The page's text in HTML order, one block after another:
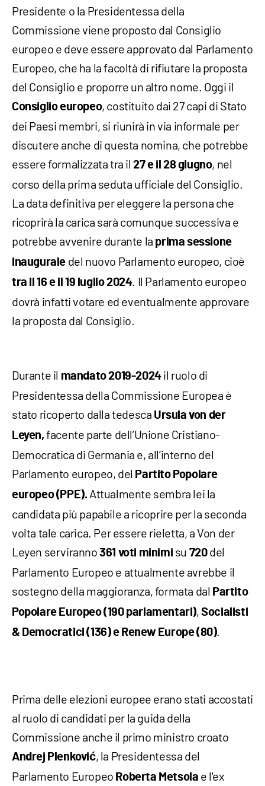
Presidente o la Presidentessa della
Commissione viene proposto dal Consiglio
europeo e deve essere approvato dal Parlamento
Europeo, che ha la facoltà di rifiutare la proposta
del Consiglio e proporre un altro nome. Oggi il
Consiglio europeo, costituito dai 27 capi di Stato
dei Paesi membri, si riunirà in via informale per
discutere anche di questa nomina, che potrebbe
essere formalizzata tra il27 e il 28 giugno, nel
corso della prima seduta ufficiale del Consiglio.
La data definitiva per eleggere la persona che
ricoprirà la carica sarà comunque successiva e
potrebbe avvenire durante la prima sessione
inaugurale del nuovo Parlamento europeo, cioè
tra il 16 e il 19 luglio 2024. Il Parlamento europeo
dovrà infatti votare ed eventualmente approvare
la proposta dal Consiglio.
Durante il mandato 2019-2024il ruolo di
Presidentessa della Commissione Europea è
stato ricoperto dalla tedesca Ursula von der
Leyen, facente parte dell’Unione Cristiano-
Democratica di Germania e, all’interno del
Parlamento europeo, del Partito Popolare
europeo (PPE). Attualmente sembra lei la
candidata più papabile a ricoprire per la seconda
volta tale carica. Per essere rieletta, a Von der
Leyen serviranno361 voti minimi su 720del
Parlamento Europeo e attualmente avrebbe il
sostegno della maggioranza, formata dal Partito
Popolare Europeo (190 parlamentari),Socialisti
& Democratici (136) e Renew Europe (80).
Prima delle elezioni europee erano stati accostati
al ruolo di candidati per la guida della
Commissione anche il primo ministro croato
Andrej Plenković, la Presidentessa del
Parlamento Europeo Roberta Metsola e l'ex